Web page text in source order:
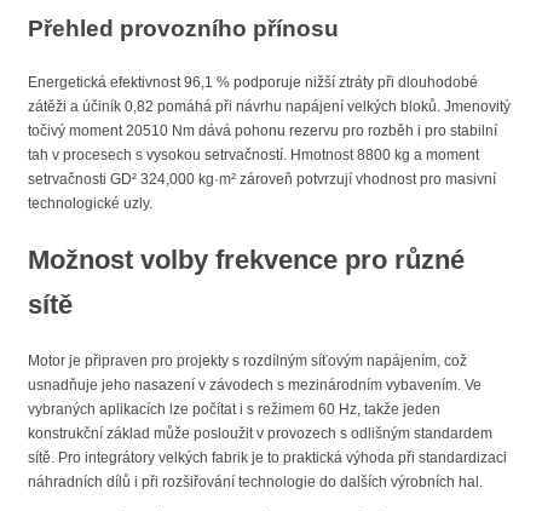
Přehled provozního přínosu
Energetická efektivnost 96,1 % podporuje nižší ztráty při dlouhodobé
zátěži a účiník 0,82 pomáhá při návrhu napájení velkých bloků. Jmenovitý
točivý moment 20510 Nm dává pohonu rezervu pro rozběh i pro stabilní
tah v procesech s vysokou setrvačností. Hmotnost 8800 kg a moment
setrvačnosti GD² 324,000 kg·m² zároveň potvrzují vhodnost pro masivní
technologické uzly.
Možnost volby frekvence pro různé
sítě
Motor je připraven pro projekty s rozdílným síťovým napájením, což
usnadňuje jeho nasazení v závodech s mezinárodním vybavením. Ve
vybraných aplikacích lze počítat i s režimem 60 Hz, takže jeden
konstrukční základ může posloužit v provozech s odlišným standardem
sítě. Pro integrátory velkých fabrik je to praktická výhoda při standardizaci
náhradních dílů i při rozšiřování technologie do dalších výrobních hal.